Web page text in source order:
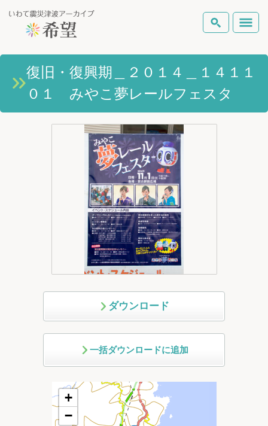
いわて震災津波アーカイブとは
岩手県の被害状況
ピックアップコンテンツ
Foreign Laguage
検索
復旧・復興期＿２０１４＿１４１１
０１ みやこ夢レールフェスタ
ダウンロード
一括ダウンロードに追加
+
−